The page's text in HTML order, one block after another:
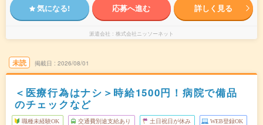
気になる! 応募へ進む 詳しく見る
派遣会社 株式会社ニッソーネット
未読 掲載日 2026/08/01
＜医療行為はナシ＞時給1500円！病院で備品
のチェックなど
職種未経験OK 交通費別途支給あり 土日祝日が休み WEB登録OK